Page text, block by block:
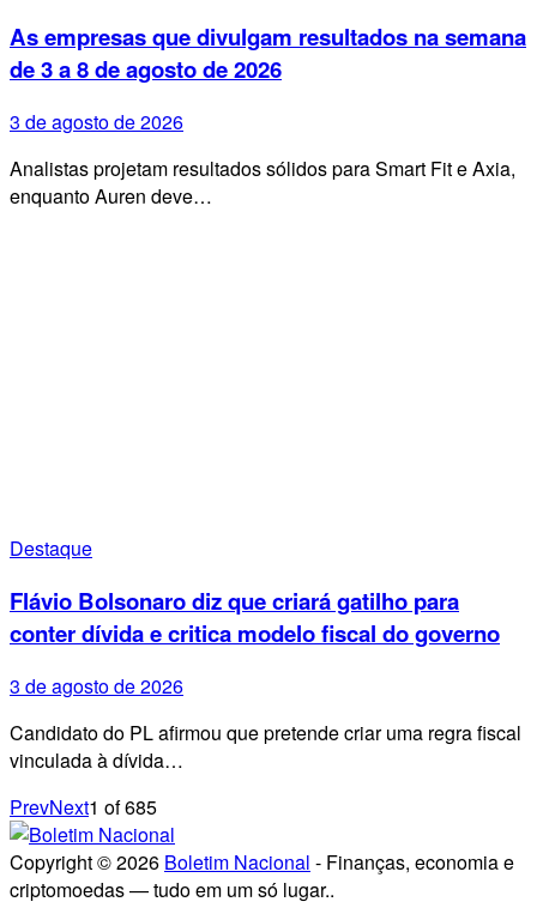
As empresas que divulgam resultados na semana
de 3 a 8 de agosto de 2026
3 de agosto de 2026
Analistas projetam resultados sólidos para Smart Fit e Axia,
enquanto Auren deve…
Destaque
Flávio Bolsonaro diz que criará gatilho para
conter dívida e critica modelo fiscal do governo
3 de agosto de 2026
Candidato do PL afirmou que pretende criar uma regra fiscal
vinculada à dívida…
PrevNext1 of685
Copyright © 2026 Boletim Nacional - Finanças, economia e
criptomoedas — tudo em um só lugar..